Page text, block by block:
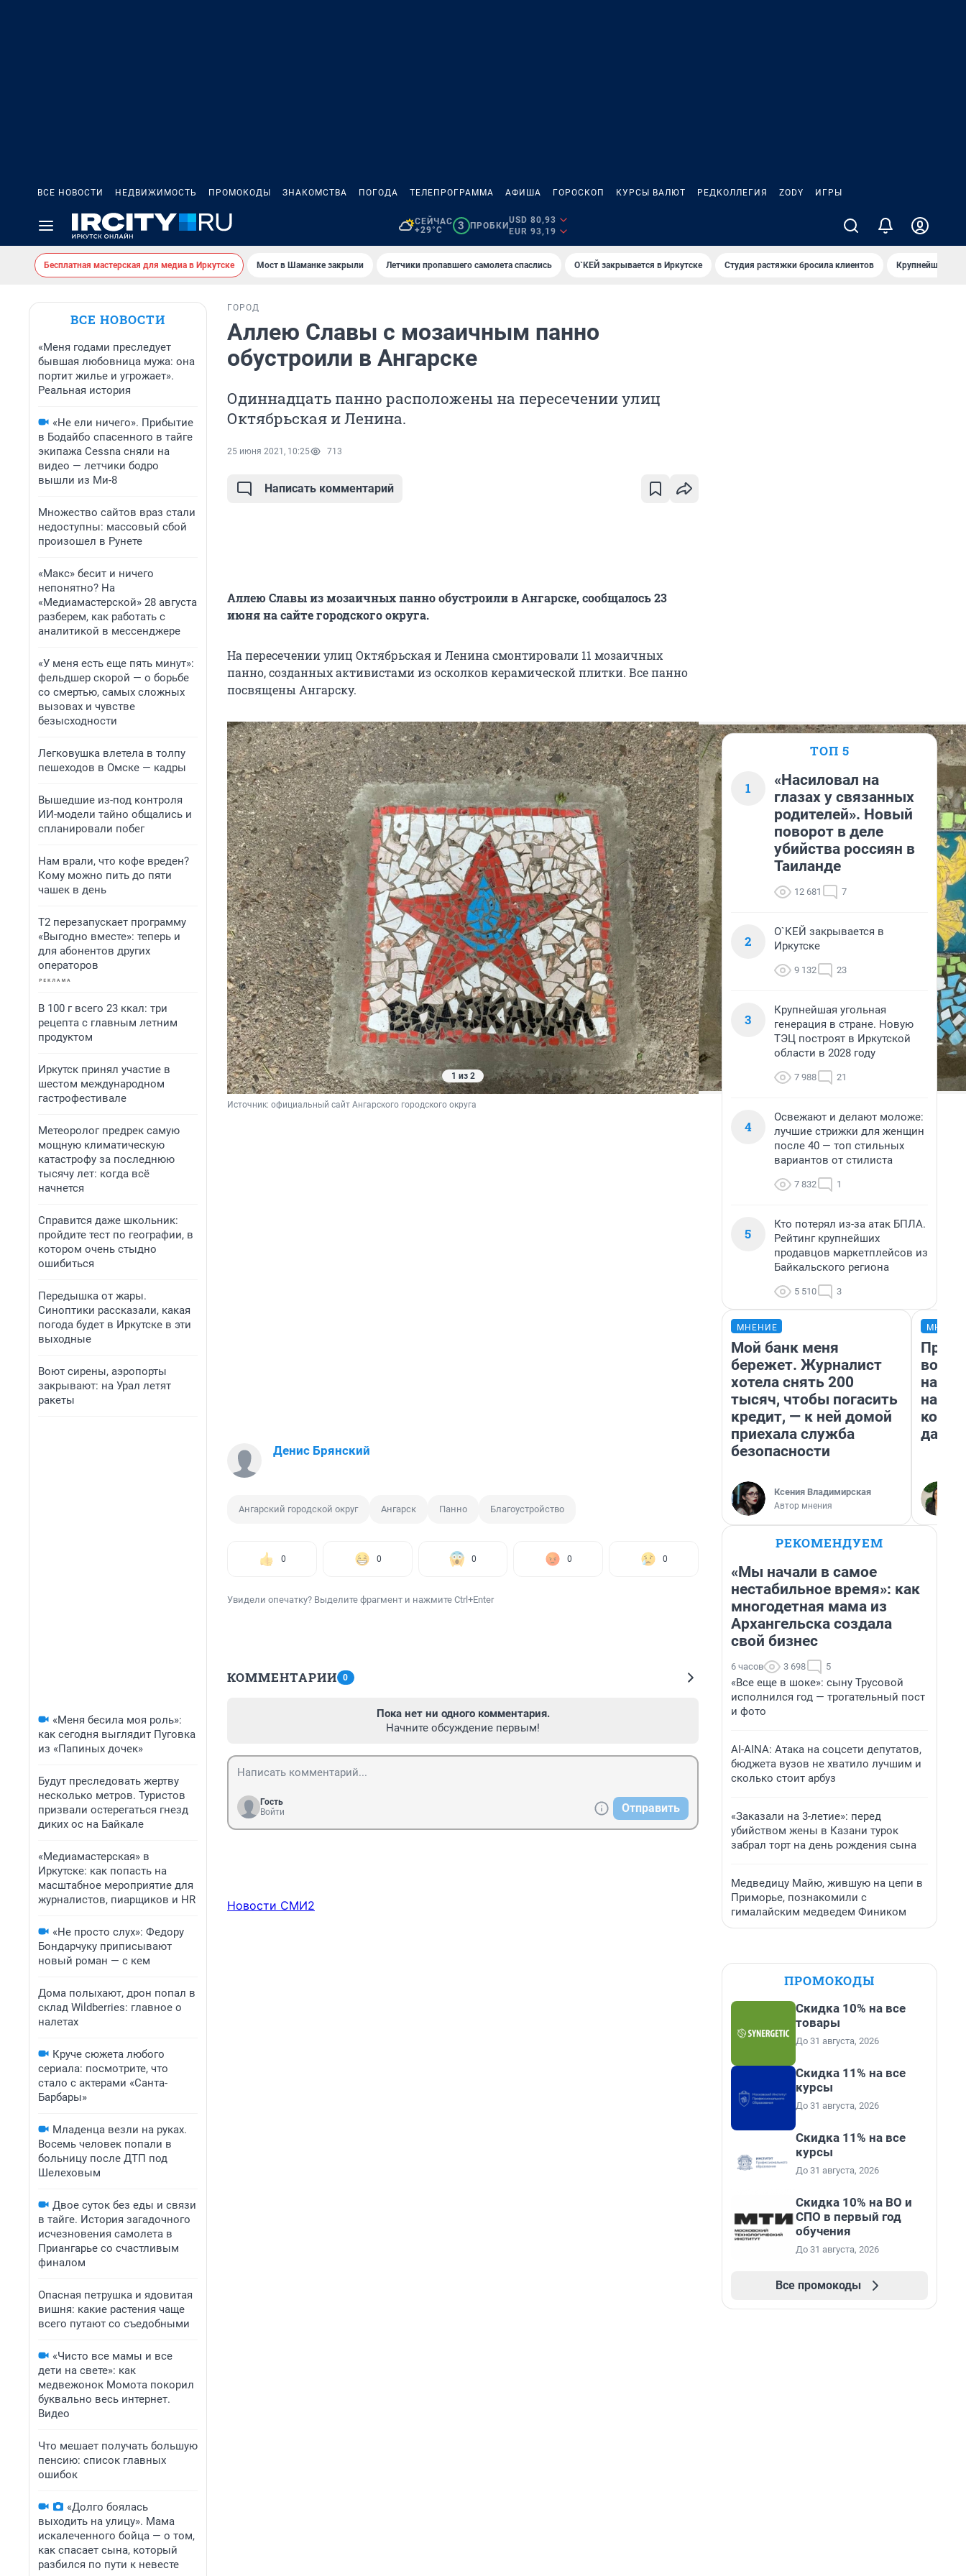
ВСЕ НОВОСТИ НЕДВИЖИМОСТЬ ПРОМОКОДЫ ЗНАКОМСТВА ПОГОДА ТЕЛЕПРОГРАММА АФИША ГОРОСКОП КУРСЫ ВАЛЮТ РЕДКОЛЛЕГИЯ ZODY ИГРЫ
СЕЙЧАС
+29°C
3 ПРОБКИ
USD 80,93
EUR 93,19
Бесплатная мастерская для медиа в Иркутске Мост в Шаманке закрыли Летчики пропавшего самолета спаслись О`КЕЙ закрывается в Иркутске Студия растяжки бросила клиентов Крупнейшие
ВСЕ НОВОСТИ
«Меня годами преследует
бывшая любовница мужа: она
портит жилье и угрожает».
Реальная история
«Не ели ничего». Прибытие
в Бодайбо спасенного в тайге
экипажа Cessna сняли на
видео — летчики бодро
вышли из Ми-8
Множество сайтов враз стали
недоступны: массовый сбой
произошел в Рунете
«Макс» бесит и ничего
непонятно? На
«Медиамастерской» 28 августа
разберем, как работать с
аналитикой в мессенджере
«У меня есть еще пять минут»:
фельдшер скорой — о борьбе
со смертью, самых сложных
вызовах и чувстве
безысходности
Легковушка влетела в толпу
пешеходов в Омске — кадры
Вышедшие из-под контроля
ИИ-модели тайно общались и
спланировали побег
Нам врали, что кофе вреден?
Кому можно пить до пяти
чашек в день
Т2 перезапускает программу
«Выгодно вместе»: теперь и
для абонентов других
операторов
В 100 г всего 23 ккал: три
рецепта с главным летним
продуктом
Иркутск принял участие в
шестом международном
гастрофестивале
Метеоролог предрек самую
мощную климатическую
катастрофу за последнюю
тысячу лет: когда всё
начнется
Справится даже школьник:
пройдите тест по географии, в
котором очень стыдно
ошибиться
Передышка от жары.
Синоптики рассказали, какая
погода будет в Иркутске в эти
выходные
Воют сирены, аэропорты
закрывают: на Урал летят
ракеты
«Меня бесила моя роль»:
как сегодня выглядит Пуговка
из «Папиных дочек»
Будут преследовать жертву
несколько метров. Туристов
призвали остерегаться гнезд
диких ос на Байкале
«Медиамастерская» в
Иркутске: как попасть на
масштабное мероприятие для
журналистов, пиарщиков и HR
«Не просто слух»: Федору
Бондарчуку приписывают
новый роман — с кем
Дома полыхают, дрон попал в
склад Wildberries: главное о
налетах
Круче сюжета любого
сериала: посмотрите, что
стало с актерами «Санта-
Барбары»
Младенца везли на руках.
Восемь человек попали в
больницу после ДТП под
Шелеховым
Двое суток без еды и связи
в тайге. История загадочного
исчезновения самолета в
Приангарье со счастливым
финалом
Опасная петрушка и ядовитая
вишня: какие растения чаще
всего путают со съедобными
«Чисто все мамы и все
дети на свете»: как
медвежонок Момота покорил
буквально весь интернет.
Видео
Что мешает получать большую
пенсию: список главных
ошибок
«Долго боялась
выходить на улицу». Мама
искалеченного бойца — о том,
как спасает сына, который
разбился по пути к невесте
ГОРОД
Аллею Славы с мозаичным панно
обустроили в Ангарске
Одиннадцать панно расположены на пересечении улиц
Октябрьская и Ленина.
25 июня 2021, 10:25 713
Написать комментарий
Аллею Славы из мозаичных панно обустроили в Ангарске, сообщалось 23
июня на сайте городского округа.
На пересечении улиц Октябрьская и Ленина смонтировали 11 мозаичных
панно, созданных активистами из осколков керамической плитки. Все панно
посвящены Ангарску.
1 из 2
Источник: официальный сайт Ангарского городского округа
Денис Брянский
Ангарский городской округ Ангарск Панно Благоустройство
0 0 0 0 0
Увидели опечатку? Выделите фрагмент и нажмите Ctrl+Enter
КОММЕНТАРИИ 0
Пока нет ни одного комментария.
Начните обсуждение первым!
Гость
Войти
Отправить
Новости СМИ2
ТОП 5
1
«Насиловал на
глазах у связанных
родителей». Новый
поворот в деле
убийства россиян в
Таиланде
12 681 7
2
О`КЕЙ закрывается в
Иркутске
9 132 23
3
Крупнейшая угольная
генерация в стране. Новую
ТЭЦ построят в Иркутской
области в 2028 году
7 988 21
4
Освежают и делают моложе:
лучшие стрижки для женщин
после 40 — топ стильных
вариантов от стилиста
7 832 1
5
Кто потерял из-за атак БПЛА.
Рейтинг крупнейших
продавцов маркетплейсов из
Байкальского региона
5 510 3
МНЕНИЕ
Мой банк меня
бережет. Журналист
хотела снять 200
тысяч, чтобы погасить
кредит, — к ней домой
приехала служба
безопасности
Ксения Владимирская
Автор мнения
нам
даже
РЕКОМЕНДУЕМ
«Мы начали в самое
нестабильное время»: как
многодетная мама из
Архангельска создала
свой бизнес
6 часов 3 698 5
«Все еще в шоке»: сыну Трусовой
исполнился год — трогательный пост
и фото
AI-AINA: Атака на соцсети депутатов,
бюджета вузов не хватило лучшим и
сколько стоит арбуз
«Заказали на 3-летие»: перед
убийством жены в Казани турок
забрал торт на день рождения сына
Медведицу Майю, жившую на цепи в
Приморье, познакомили с
гималайским медведем Фиником
ПРОМОКОДЫ
Скидка 10% на все
товары
До 31 августа, 2026
Скидка 11% на все
курсы
До 31 августа, 2026
Скидка 11% на все
курсы
До 31 августа, 2026
Скидка 10% на ВО и
СПО в первый год
обучения
До 31 августа, 2026
Все промокоды